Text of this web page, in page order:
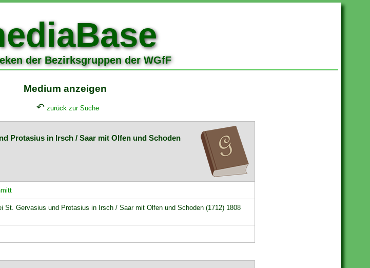
der Bezirksgruppen der WGfF
Medium anzeigen
↶ zurück zur Suche
Protasius in Irsch / Saar mit Olfen und Schoden
St. Gervasius und Protasius in Irsch / Saar mit Olfen und Schoden (1712) 1808